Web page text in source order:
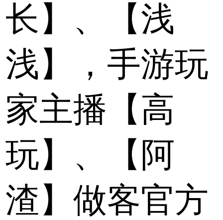
长】、【浅
浅】，手游玩
家主播【高
玩】、【阿
渣】做客官方